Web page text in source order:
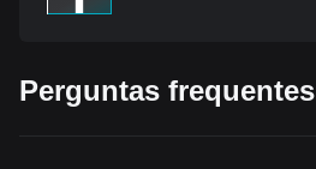
Perguntas frequentes